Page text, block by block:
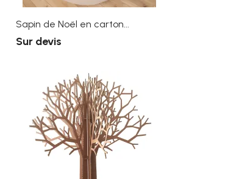
Sapin de Noël en carton...
Sur devis